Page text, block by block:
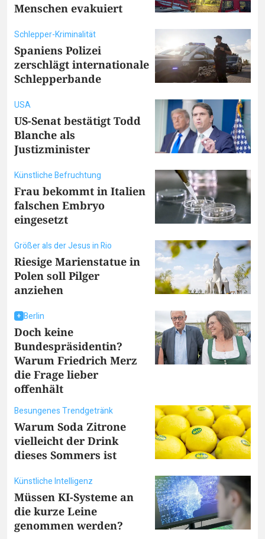
Menschen evakuiert
Schlepper-Kriminalität
Spaniens Polizei
zerschlägt internationale
Schlepperbande
USA
US-Senat bestätigt Todd
Blanche als
Justizminister
Künstliche Befruchtung
Frau bekommt in Italien
falschen Embryo
eingesetzt
Größer als der Jesus in Rio
Riesige Marienstatue in
Polen soll Pilger
anziehen
Berlin
Doch keine
Bundespräsidentin?
Warum Friedrich Merz
die Frage lieber
offenhält
Besungenes Trendgetränk
Warum Soda Zitrone
vielleicht der Drink
dieses Sommers ist
Künstliche Intelligenz
Müssen KI-Systeme an
die kurze Leine
genommen werden?